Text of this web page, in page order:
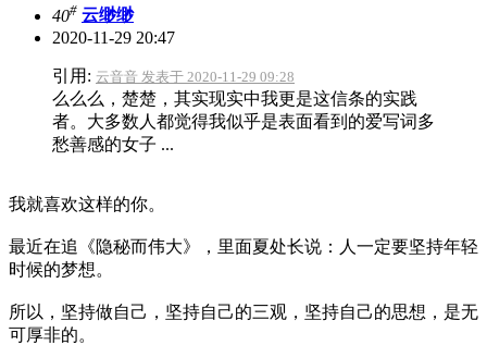
40# 云缈缈
2020-11-29 20:47
引用: 云音音 发表于 2020-11-29 09:28
么么么，楚楚，其实现实中我更是这信条的实践
者。大多数人都觉得我似乎是表面看到的爱写词多
愁善感的女子 ...
我就喜欢这样的你。
最近在追《隐秘而伟大》，里面夏处长说：人一定要坚持年轻
时候的梦想。
所以，坚持做自己，坚持自己的三观，坚持自己的思想，是无
可厚非的。